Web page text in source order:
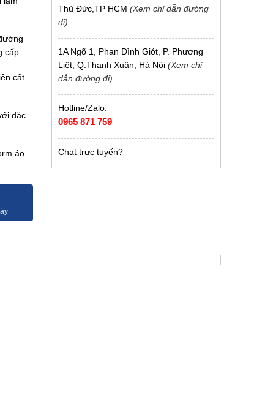
cấp.
cất
đặc
áo
Thủ Đức,TP HCM (Xem chỉ dẫn đường
đi)
1A Ngõ 1, Phan Đình Giót, P. Phương
Liệt, Q.Thanh Xuân, Hà Nội (Xem chỉ
dẫn đường đi)
Hotline/Zalo:
0965 871 759
Chat trực tuyến?